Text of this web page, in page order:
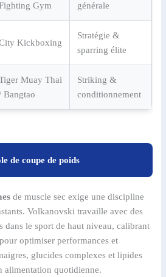
Gym
générale
Kickboxing
Stratégie &
sparring élite
Muay Thai
Bangtao
Striking &
conditionnement
de coupe de poids
de muscle sec exige une discipline
Volkanovski travaille avec des
dans le sport de haut niveau, calibrant
optimiser performances et
glucides complexes et lipides
alimentation quotidienne.